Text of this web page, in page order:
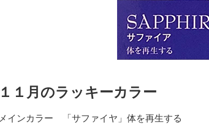
１１月のラッキーカラー
メインカラー 「サファイヤ」体を再生する